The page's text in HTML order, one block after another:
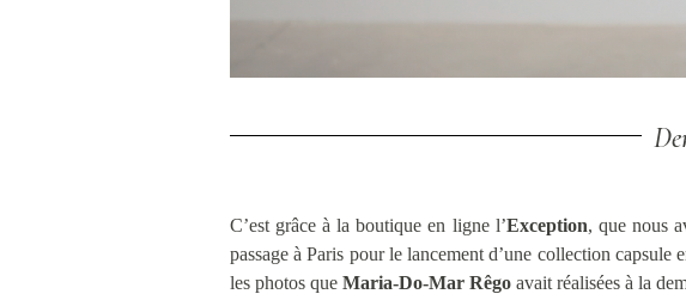
C’est grâce à la boutique en ligne l’Exception, que nous
passage à Paris pour le lancement d’une collection
les photos que Maria-Do-Mar Rêgo avait réalisées à la